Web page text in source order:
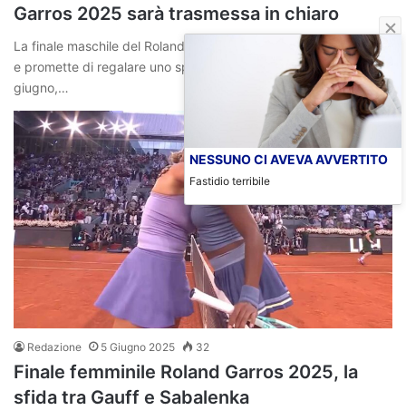
Garros 2025 sarà trasmessa in chiaro
La finale maschile del Roland Garros 2025 è finalmente arrivata
e promette di regalare uno spettacolo unico. Domenica 8
giugno,…
Redazione 5 Giugno 2025 32
Finale femminile Roland Garros 2025, la
sfida tra Gauff e Sabalenka
NESSUNO CI AVEVA AVVERTITO
Fastidio terribile